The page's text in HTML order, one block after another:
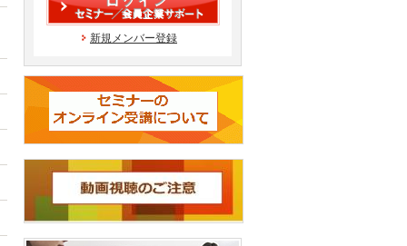
新規メンバー登録